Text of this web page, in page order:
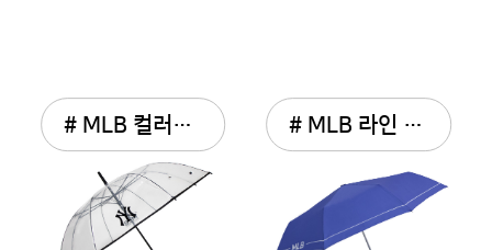
# MLB 컬러바이어스 POE ... # MLB 라인 3단 완전자동우산